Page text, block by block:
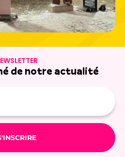
de notre actualité